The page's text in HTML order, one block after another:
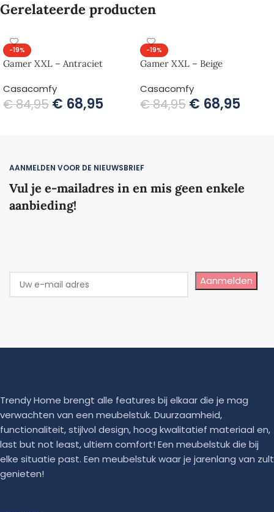
Gerelateerde producten
-19%
Gamer XXL – Antraciet
Casacomfy
€84,95 € 68,95
-19%
Gamer XXL – Beige
Casacomfy
€84,95 € 68,95
AANMELDEN VOOR DE NIEUWSBRIEF
Vul je e-mailadres in en mis geen enkele
aanbieding!
Aanmelden
Trendy Home brengt alle features bij elkaar die je mag
verwachten van een meubelstuk. Duurzaamheid,
functionaliteit, stijlvol design, hoog kwalitatief materiaal en,
last but not least, ultiem comfort! Een meubelstuk die bij
elke situatie past. Een meubelstuk waar je jarenlang van zult
genieten!